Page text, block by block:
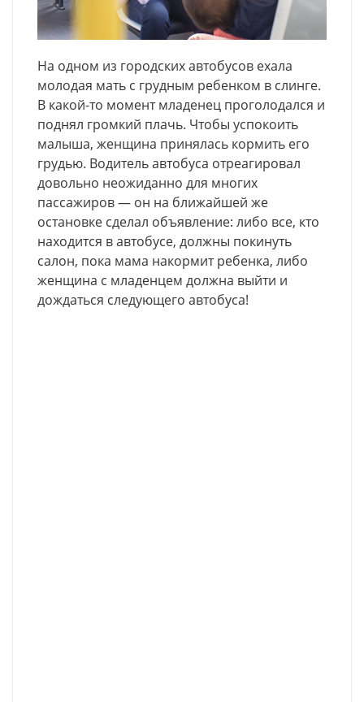
На одном из городских автобусов ехала
молодая мать с грудным ребенком в слинге.
В какой-то момент младенец проголодался и
поднял громкий плачь. Чтобы успокоить
малыша, женщина принялась кормить его
грудью. Водитель автобуса отреагировал
довольно неожиданно для многих
пассажиров — он на ближайшей же
остановке сделал объявление: либо все, кто
находится в автобусе, должны покинуть
салон, пока мама накормит ребенка, либо
женщина с младенцем должна выйти и
дождаться следующего автобуса!